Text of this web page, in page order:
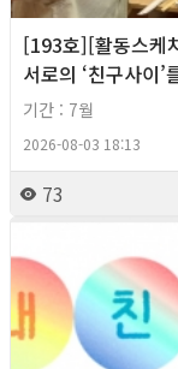
[193호][활동스케
서로의 ‘친구사이’
기간 : 7월
2026-08-03 18:13
73